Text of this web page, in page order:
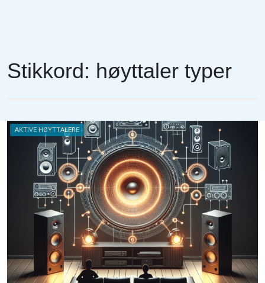
Stikkord: høyttaler typer
AKTIVE HØYTTALERE